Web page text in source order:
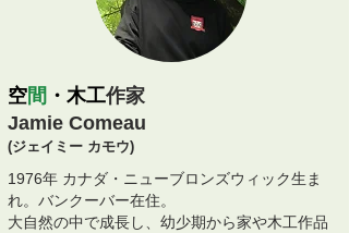
空間 ・木工作家
Jamie Comeau
(ジェイミー カモウ)
1976年 カナダ・ニューブロンズウィック生ま
れ。バンクーバー在住。
大自然の中で成長し、幼少期から家や木工作品